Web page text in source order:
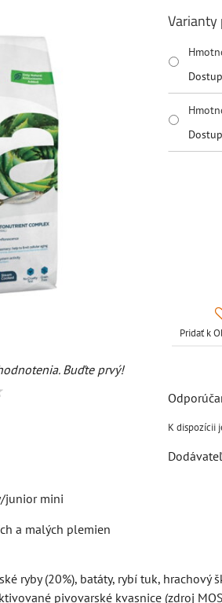
Buďte prvý!
Pridať k
junior mini
a malých plemien
ryby (20%), batáty, rybí tuk,
pivovarské kvasnice (zdroj